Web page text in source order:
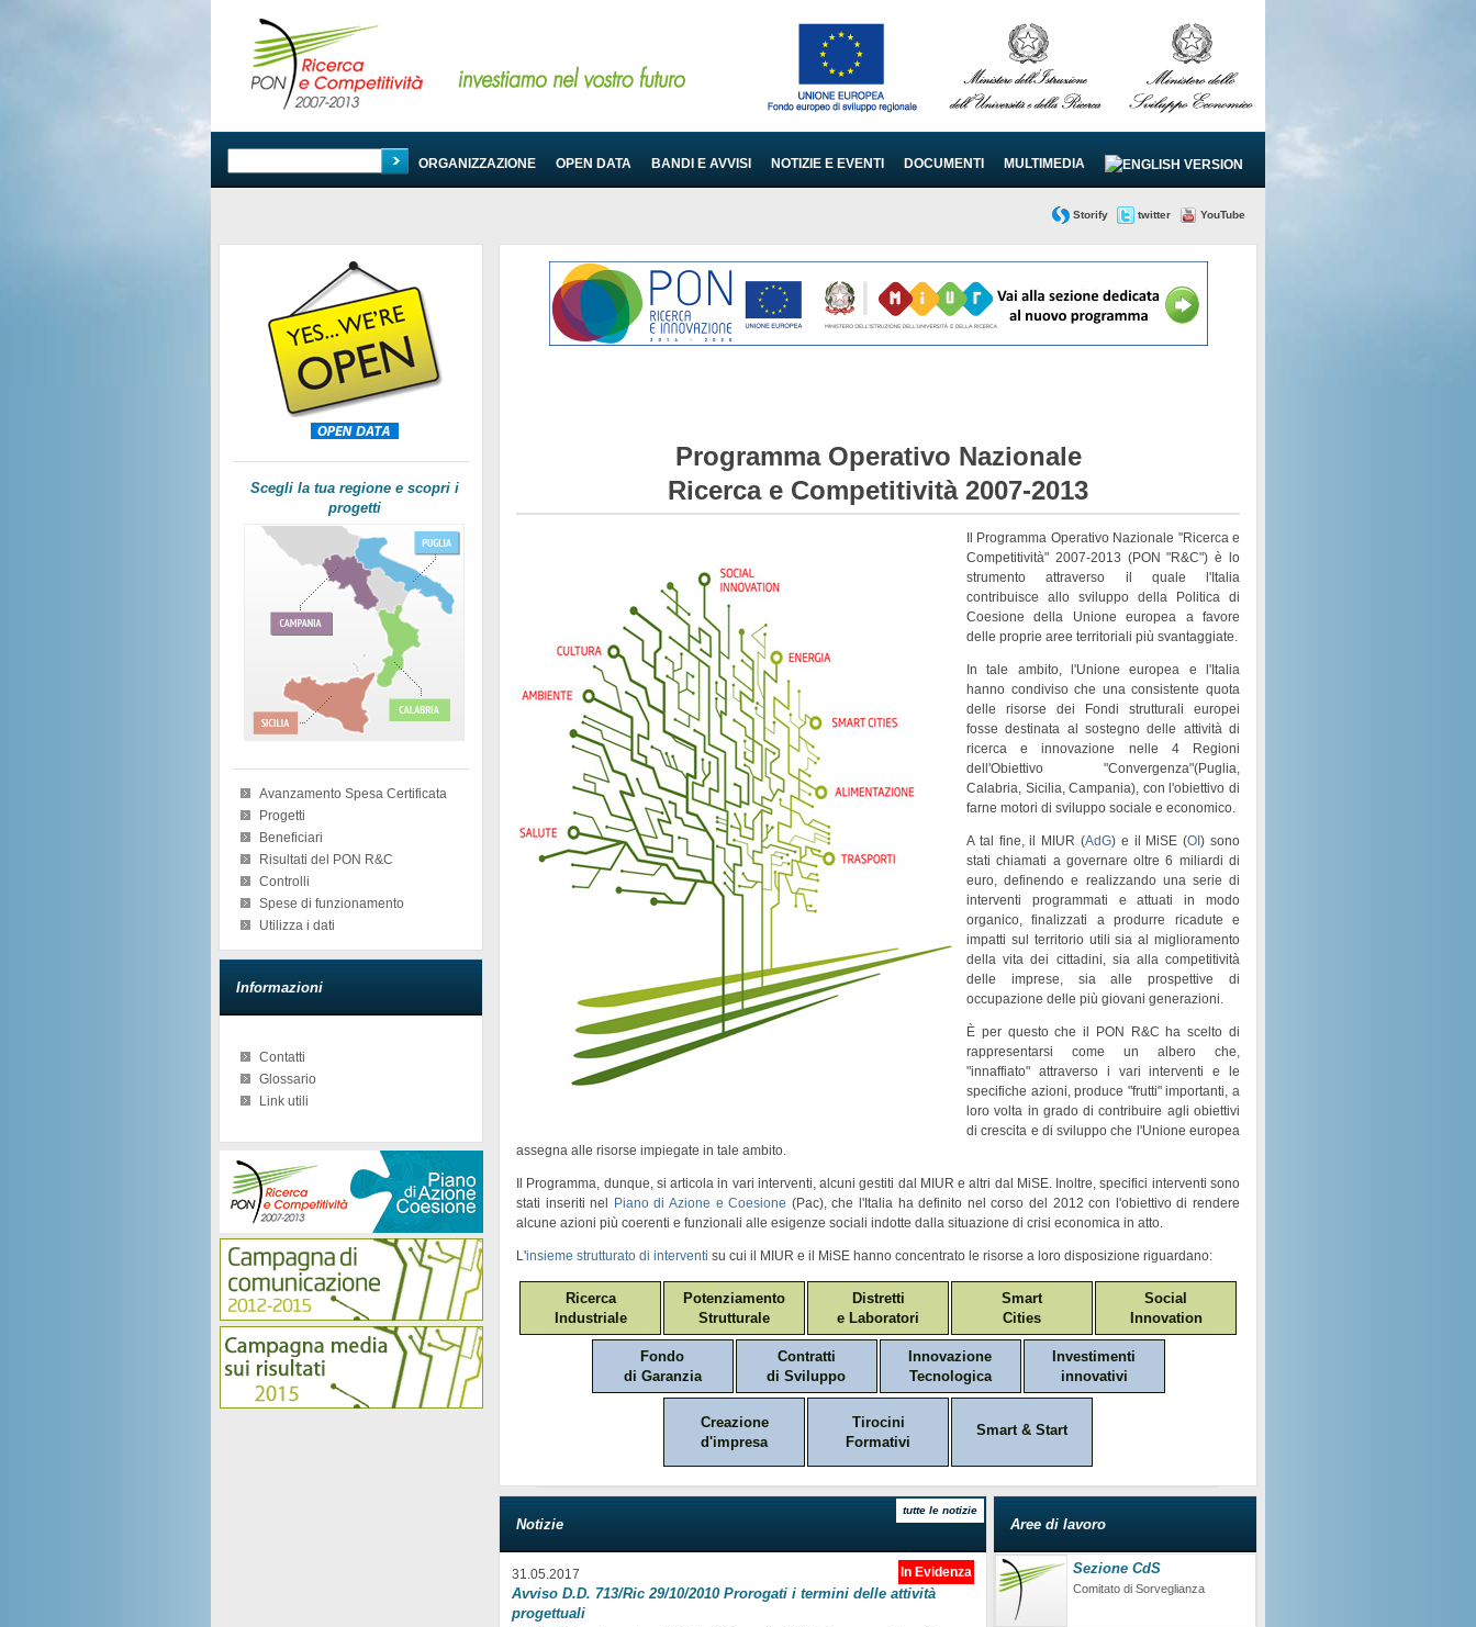
PROGRAMMA ORGANIZZAZIONE OPEN DATA BANDI E AVVISI NOTIZIE E EVENTI DOCUMENTI MULTIMEDIA
Storify twitter YouTube
Scegli la tua regione e scopri i
progetti
Avanzamento Spesa Certificata
Progetti
Beneficiari
Risultati del PON R&C
Controlli
Spese di funzionamento
Utilizza i dati
Informazioni
Contatti
Glossario
Link utili
Programma Operativo Nazionale
Ricerca e Competitività 2007-2013
Il Programma Operativo Nazionale "Ricerca e
Competitività" 2007-2013 (PON "R&C") è lo
strumento attraverso il quale l'Italia
contribuisce allo sviluppo della Politica di
Coesione della Unione europea a favore
delle proprie aree territoriali più svantaggiate.
In tale ambito, l'Unione europea e l'Italia
hanno condiviso che una consistente quota
delle risorse dei Fondi strutturali europei
fosse destinata al sostegno delle attività di
ricerca e innovazione nelle 4 Regioni
dell'Obiettivo "Convergenza"(Puglia,
Calabria, Sicilia, Campania), con l'obiettivo di
farne motori di sviluppo sociale e economico.
A tal fine, il MIUR (AdG) e il MiSE (OI) sono
stati chiamati a governareoltre 6 miliardi di
euro, definendo e realizzando una serie di
interventi programmati e attuati in modo
organico, finalizzati a produrre ricadute e
impatti sul territorio utili sia al miglioramento
della vita dei cittadini, sia alla competitività
delle imprese, sia alle prospettive di
occupazione delle più giovani generazioni.
È per questo che il PON R&C ha scelto di
rappresentarsi come un albero che,
"innaffiato" attraverso i variinterventi e le
specifiche azioni, produce "frutti" importanti, a
loro volta in grado di contribuire agli obiettivi
dicrescita e di sviluppo che l'Unione europea
assegna alle risorse impiegate in tale ambito.
Il Programma, dunque, si articola in vari interventi, alcuni gestiti dal MIUR e altri dal MiSE. Inoltre, specifici interventi sono
stati inseriti nel Piano di Azione e Coesione (Pac), che l'Italia ha definito nel corso del 2012 con l'obiettivo di rendere
alcune azioni più coerenti e funzionali alle esigenze sociali indotte dalla situazione di crisi economica in atto.
L'insieme strutturato di interventi su cui il MIUR e il MiSE hanno concentrato le risorse a loro disposizione riguardano:
Ricerca
Industriale
Potenziamento
Strutturale
Distretti
e Laboratori
Smart
Cities
Social
Innovation
Fondo
di Garanzia
Contratti
di Sviluppo
Innovazione
Tecnologica
Investimenti
innovativi
Creazione
d'impresa
Tirocini
Formativi
Smart & Start
tutte le notizie
Notizie
In Evidenza
31.05.2017
Avviso D.D. 713/Ric 29/10/2010 Prorogati i termini delle attività
progettuali
Aree di lavoro
Sezione CdS
Comitato di Sorveglianza